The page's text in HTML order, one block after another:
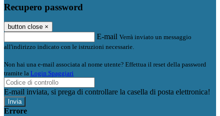
Recupero password
button close ×
E-mail Verrà inviato un messaggio
all'indirizzo indicato con le istruzioni necessarie.
Non hai una e-mail associata al nome utente? Effettua il reset della password
tramite la Login Spaggiari
E-mail inviata, si prega di controllare la casella di posta elettronica!
Errore